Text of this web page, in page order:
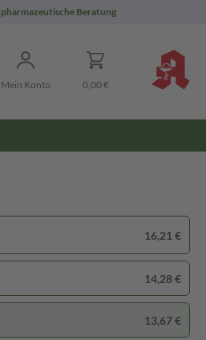
pharmazeutische Beratung
Mein Konto 0,00 €
16,21 €
14,28 €
13,67 €